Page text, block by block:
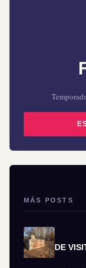
MÁS POSTS
DE